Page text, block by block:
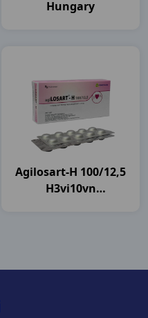
Hungary
Agilosart-H 100/12,5
H3vi10vn